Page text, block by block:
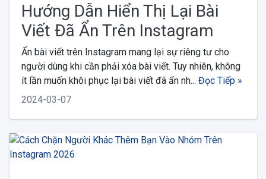
Hướng Dẫn Hiển Thị Lại Bài
Viết Đã Ẩn Trên Instagram
Ẩn bài viết trên Instagram mang lại sự riêng tư cho
người dùng khi cần phải xóa bài viết. Tuy nhiên, không
ít lần muốn khôi phục lại bài viết đã ẩn nh... Đọc Tiếp »
2024-03-07